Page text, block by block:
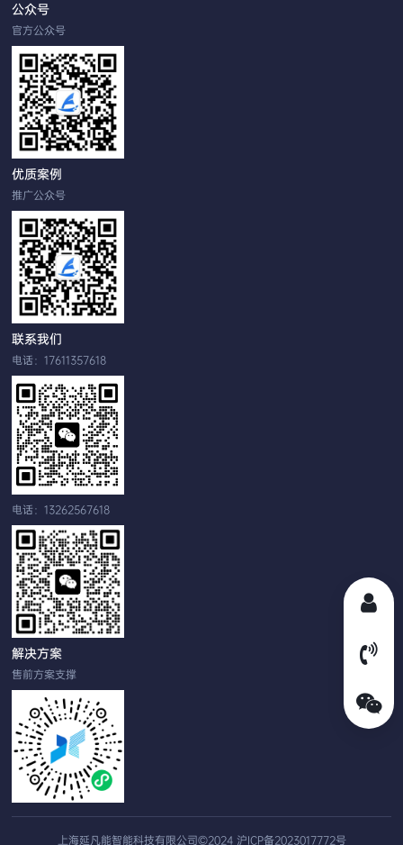
公众号
官方公众号
优质案例
推广公众号
联系我们
电话：17611357618
电话：13262567618
解决方案
售前方案支撑
上海延凡能智能科技有限公司©2024 沪ICP备2023017772号